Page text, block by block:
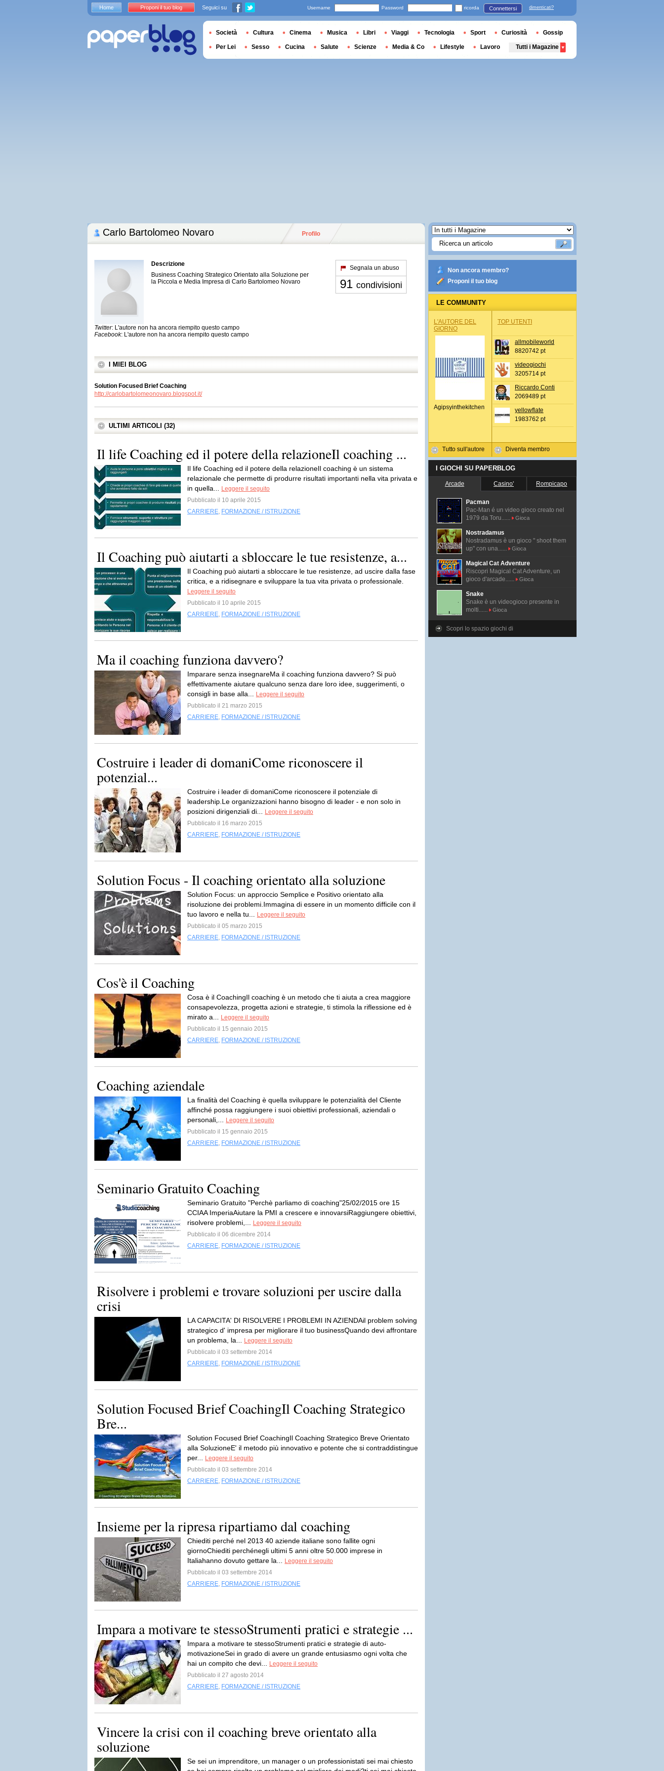
Carlo Bartolomeo Novaro Profilo
Descrizione
Business Coaching Strategico Orientato alla Soluzione per
la Piccola e Media Impresa di Carlo Bartolomeo Novaro
Twitter: L'autore non ha ancora riempito questo campo
Facebook: L'autore non ha ancora riempito questo campo
Segnala un abuso
91 condivisioni
I MIEI BLOG
Solution Focused Brief Coaching
http://carlobartolomeonovaro.blogspot.it/
ULTIMI ARTICOLI (32)
Il life Coaching ed il potere della relazioneIl coaching ...
Il life Coaching ed il potere della relazioneIl coaching è un sistema
relazionale che permette di produrre risultati importanti nella vita privata e
in quella...
Leggere il seguito
Pubblicato il 10 aprile 2015
CARRIERE, FORMAZIONE / ISTRUZIONE
Il Coaching può aiutarti a sbloccare le tue resistenze, a...
Il Coaching può aiutarti a sbloccare le tue resistenze, ad uscire dalla fase
critica, e a ridisegnare e sviluppare la tua vita privata o professionale.
Leggere il seguito
Pubblicato il 10 aprile 2015
CARRIERE, FORMAZIONE / ISTRUZIONE
Ma il coaching funziona davvero?
Imparare senza insegnareMa il coaching funziona davvero? Si può
effettivamente aiutare qualcuno senza dare loro idee, suggerimenti, o
consigli in base alla...
Leggere il seguito
Pubblicato il 21 marzo 2015
CARRIERE, FORMAZIONE / ISTRUZIONE
Costruire i leader di domaniCome riconoscere il
potenzial...
Costruire i leader di domaniCome riconoscere il potenziale di
leadership.Le organizzazioni hanno bisogno di leader - e non solo in
posizioni dirigenziali di...
Leggere il seguito
Pubblicato il 16 marzo 2015
CARRIERE, FORMAZIONE / ISTRUZIONE
Solution Focus - Il coaching orientato alla soluzione
Solution Focus: un approccio Semplice e Positivo orientato alla
risoluzione dei problemi.Immagina di essere in un momento difficile con il
tuo lavoro e nella tu...
Leggere il seguito
Pubblicato il 05 marzo 2015
CARRIERE, FORMAZIONE / ISTRUZIONE
Cos'è il Coaching
Cosa è il CoachingIl coaching è un metodo che ti aiuta a crea maggiore
consapevolezza, progetta azioni e strategie, ti stimola la riflessione ed è
mirato a...
Leggere il seguito
Pubblicato il 15 gennaio 2015
CARRIERE, FORMAZIONE / ISTRUZIONE
Coaching aziendale
La finalità del Coaching è quella sviluppare le potenzialità del Cliente
affinché possa raggiungere i suoi obiettivi professionali, aziendali o
personali,...
Leggere il seguito
Pubblicato il 15 gennaio 2015
CARRIERE, FORMAZIONE / ISTRUZIONE
Seminario Gratuito Coaching
Seminario Gratuito "Perchè parliamo di coaching"25/02/2015 ore 15
CCIAA ImperiaAiutare la PMI a crescere e innovarsiRaggiungere obiettivi,
risolvere problemi,...
Leggere il seguito
Pubblicato il 06 dicembre 2014
CARRIERE, FORMAZIONE / ISTRUZIONE
Risolvere i problemi e trovare soluzioni per uscire dalla
crisi
LA CAPACITA' DI RISOLVERE I PROBLEMI IN AZIENDAil problem solving
strategico d' impresa per migliorare il tuo businessQuando devi affrontare
un problema, la...
Leggere il seguito
Pubblicato il 03 settembre 2014
CARRIERE, FORMAZIONE / ISTRUZIONE
Solution Focused Brief CoachingIl Coaching Strategico
Bre...
Solution Focused Brief CoachingIl Coaching Strategico Breve Orientato
alla SoluzioneE' il metodo più innovativo e potente che si contraddistingue
per...
Leggere il seguito
Pubblicato il 03 settembre 2014
CARRIERE, FORMAZIONE / ISTRUZIONE
Insieme per la ripresa ripartiamo dal coaching
Chiediti perché nel 2013 40 aziende italiane sono fallite ogni
giornoChiediti perchénegli ultimi 5 anni oltre 50.000 imprese in
Italiahanno dovuto gettare la...
Leggere il seguito
Pubblicato il 03 settembre 2014
CARRIERE, FORMAZIONE / ISTRUZIONE
Impara a motivare te stessoStrumenti pratici e strategie ...
Impara a motivare te stessoStrumenti pratici e strategie di auto-
motivazioneSei in grado di avere un grande entusiasmo ogni volta che
hai un compito che devi...
Leggere il seguito
Pubblicato il 27 agosto 2014
CARRIERE, FORMAZIONE / ISTRUZIONE
Vincere la crisi con il coaching breve orientato alla
soluzione
Se sei un imprenditore, un manager o un professionistati sei mai chiesto
Non ancora membro?
Proponi il tuo blog
LE COMMUNITY
L'AUTORE DEL
GIORNO
Agipsyinthekitchen
Tutto sull'autore
TOP UTENTI
allmobileworld
8820742 pt
videogiochi
3205714 pt
Riccardo Conti
2069489 pt
yellowflate
1983762 pt
Diventa membro
I GIOCHI SU PAPERBLOG
Arcade Casino' Rompicapo
Pacman
Pac-Man é un video gioco creato nel
1979 da Toru......
Gioca
Nostradamus
Nostradamus è un gioco " shoot them
up" con una......
Gioca
Magical Cat Adventure
Riscopri Magical Cat Adventure, un
gioco d'arcade......
Gioca
Snake
Snake è un videogioco presente in
molti......
Gioca
Scopri lo spazio giochi di
Home Proponi il tuo blog Seguici su Username Password ricorda Connettersi dimenticati?
Società Cultura Cinema Musica Libri Viaggi Tecnologia Sport Curiosità Gossip
Per Lei Sesso Cucina Salute Scienze Media & Co Lifestyle Lavoro Tutti i Magazine